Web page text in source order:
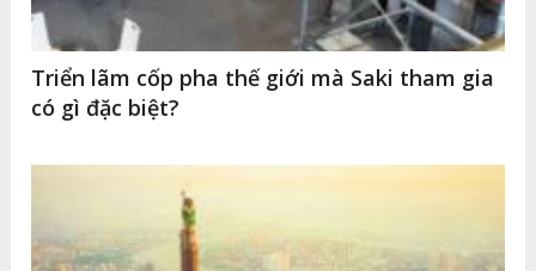
Triển lãm cốp pha thế giới mà Saki tham gia
có gì đặc biệt?